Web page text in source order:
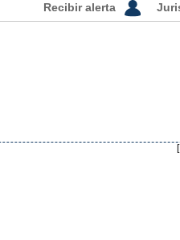
Recibir alerta